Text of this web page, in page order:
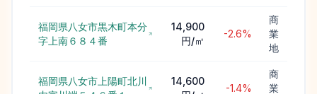
福岡県八女市黒木町本分
字上南６８４番
14,900
円/㎡
-2.6%
商
業
地
福岡県八女市上陽町北川
14,600
-1.4%
商
業